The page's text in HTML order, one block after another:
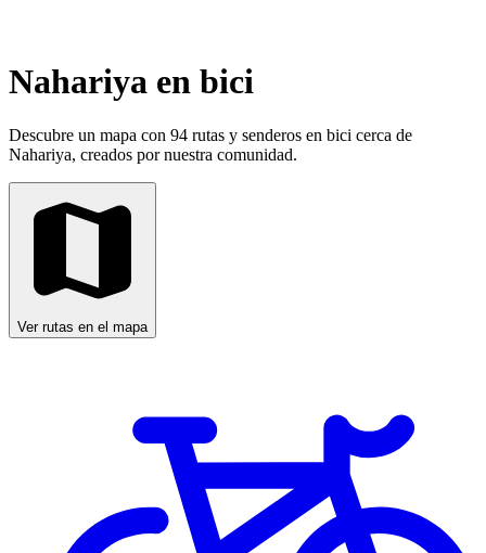
Nahariya en bici
Descubre un mapa con 94 rutas y senderos en bici cerca de
Nahariya, creados por nuestra comunidad.
Ver rutas en el mapa